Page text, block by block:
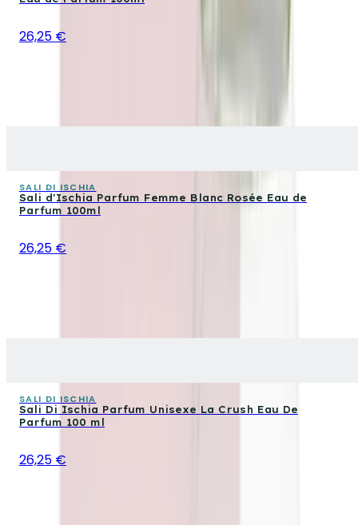
26,25 €
SALI DI ISCHIA
Sali d'Ischia Parfum Femme Blanc Rosée Eau de
Parfum 100ml
26,25 €
SALI DI ISCHIA
Sali Di Ischia Parfum Unisexe La Crush Eau De
Parfum 100 ml
26,25 €